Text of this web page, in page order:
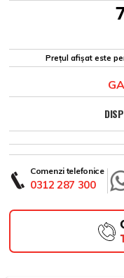
Prețul afișat este
Comenzi telefonice
0312 287 300